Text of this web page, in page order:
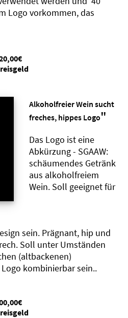
Logo vorkommen, das
Alkoholfreier Wein sucht
freches, hippes Logo"
Das Logo ist eine
Abkürzung - SGAAW:
schäumendes Getränk
aus alkoholfreiem
Wein. Soll geeignet für
sein. Prägnant, hip und
Soll unter Umständen
(altbackenen)
kombinierbar sein..